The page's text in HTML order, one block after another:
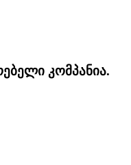
კომპანია.